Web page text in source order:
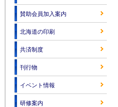
賛助会員加入案内
北海道の印刷
共済制度
刊行物
イベント情報
研修案内